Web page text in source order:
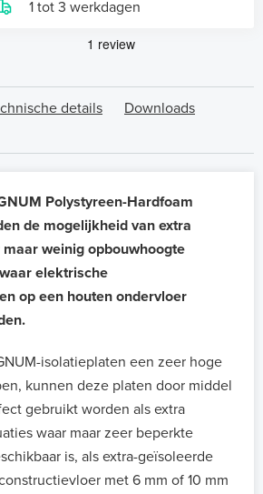
1 tot 3 werkdagen
details
Downloads
Polystyreen-Hardfoam
de mogelijkheid van extra
weinig opbouwhoogte
elektrische
op een houten ondervloer
isolatieplaten een zeer hoge
kunnen deze platen door middel
gebruikt worden als extra
waar maar zeer beperkte
is, als extra-geïsoleerde
met 6 mm of 10 mm